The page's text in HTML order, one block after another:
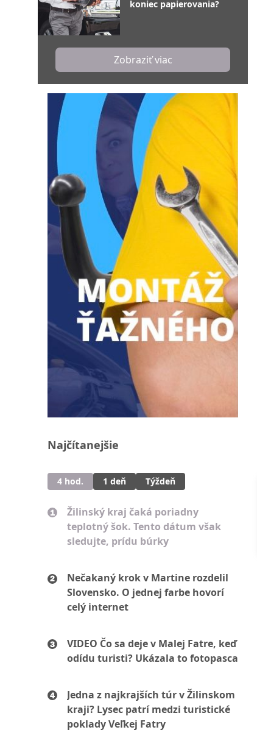
koniec papierovania?
Zobraziť viac
Najčítanejšie
4 hod. 1 deň Týždeň
Žilinský kraj čaká poriadny
teplotný šok. Tento dátum však
sledujte, prídu búrky
Nečakaný krok v Martine rozdelil
Slovensko. O jednej farbe hovorí
celý internet
VIDEO Čo sa deje v Malej Fatre, keď
odídu turisti? Ukázala to fotopasca
Jedna z najkrajších túr v Žilinskom
kraji? Lysec patrí medzi turistické
poklady Veľkej Fatry